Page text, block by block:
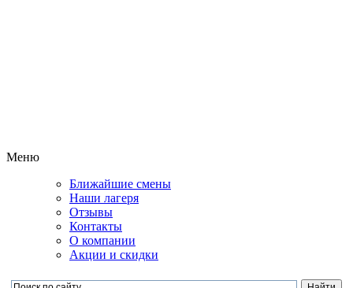
Меню
Ближайшие смены
Наши лагеря
Отзывы
Контакты
О компании
Акции и скидки